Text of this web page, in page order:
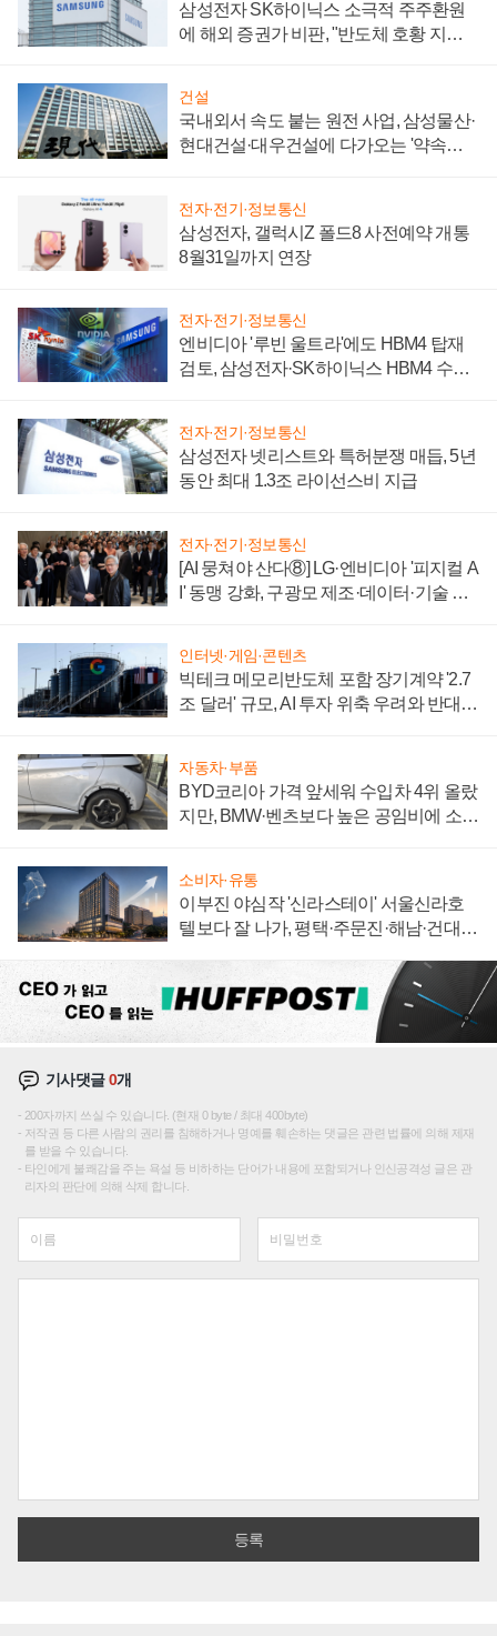
삼성전자 SK하이닉스 소극적 주주환원
에 해외 증권가 비판, "반도체 호황 지속
건설
국내외서 속도 붙는 원전 사업, 삼성물산·
현대건설·대우건설에 다가오는 '약속의
전자·전기·정보통신
삼성전자, 갤럭시Z 폴드8 사전예약 개통
8월31일까지 연장
전자·전기·정보통신
엔비디아 '루빈 울트라'에도 HBM4 탑재
검토, 삼성전자·SK하이닉스 HBM4 수율
전자·전기·정보통신
삼성전자 넷리스트와 특허분쟁 매듭, 5년
동안 최대 1.3조 라이선스비 지급
전자·전기·정보통신
[AI 뭉쳐야 산다⑧] LG·엔비디아 '피지컬 A
I' 동맹 강화, 구광모 제조·데이터·기술 결
인터넷·게임·콘텐츠
빅테크 메모리반도체 포함 장기계약 '2.7
조 달러' 규모, AI 투자 위축 우려와 반대
자동차·부품
BYD코리아 가격 앞세워 수입차 4위 올랐
지만, BMW·벤츠보다 높은 공임비에 소비
소비자·유통
이부진 야심작 '신라스테이' 서울신라호
텔보다 잘 나가, 평택·주문진·해남·건대로
기사댓글0개
200자까지 쓰실 수 있습니다. (현재 0 byte / 최대 400byte)
저작권 등 다른 사람의 권리를 침해하거나 명예를 훼손하는 댓글은 관련 법률에 의해 제재
를 받을 수 있습니다.
타인에게 불쾌감을 주는 욕설 등 비하하는 단어가 내용에 포함되거나 인신공격성 글은 관
리자의 판단에 의해 삭제 합니다.